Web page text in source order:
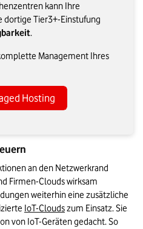
kann Ihre
dortige Tier3+-Einstufung
.
Management Ihres
Hosting
an den Netzwerkrand
Firmen-Clouds wirksam
weiterhin eine zusätzliche
IoT-Clouds zum Einsatz. Sie
von IoT-Geräten gedacht. So